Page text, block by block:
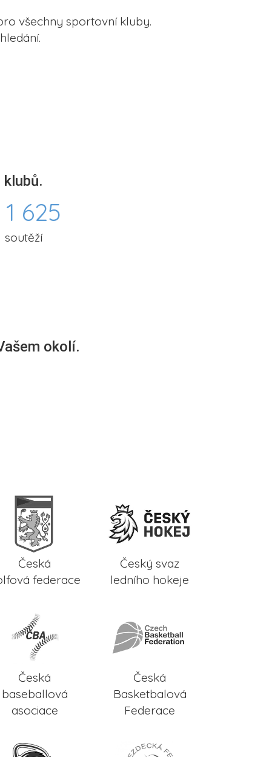
všechny sportovní kluby.
625
soutěží
okolí.
Česká
federace
Český svaz
ledního hokeje
Česká
baseballová
asociace
Česká
Basketbalová
Federace